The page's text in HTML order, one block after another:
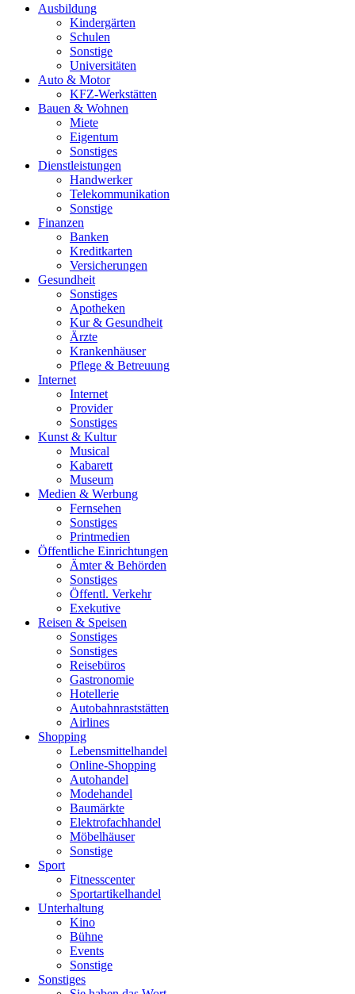
Ausbildung
Kindergärten
Schulen
Sonstige
Universitäten
Auto & Motor
KFZ-Werkstätten
Bauen & Wohnen
Miete
Eigentum
Sonstiges
Dienstleistungen
Handwerker
Telekommunikation
Sonstige
Finanzen
Banken
Kreditkarten
Versicherungen
Gesundheit
Sonstiges
Apotheken
Kur & Gesundheit
Ärzte
Krankenhäuser
Pflege & Betreuung
Internet
Internet
Provider
Sonstiges
Kunst & Kultur
Musical
Kabarett
Museum
Medien & Werbung
Fernsehen
Sonstiges
Printmedien
Öffentliche Einrichtungen
Ämter & Behörden
Sonstiges
Öffentl. Verkehr
Exekutive
Reisen & Speisen
Sonstiges
Sonstiges
Reisebüros
Gastronomie
Hotellerie
Autobahnraststätten
Airlines
Shopping
Lebensmittelhandel
Online-Shopping
Autohandel
Modehandel
Baumärkte
Elektrofachhandel
Möbelhäuser
Sonstige
Sport
Fitnesscenter
Sportartikelhandel
Unterhaltung
Kino
Bühne
Events
Sonstige
Sonstiges